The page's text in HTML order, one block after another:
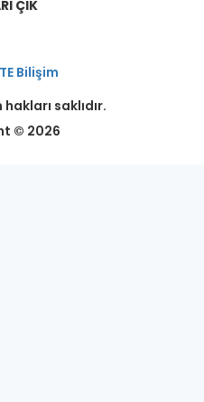
ÇIK
TE Bilişim
saklıdır.
© 2026